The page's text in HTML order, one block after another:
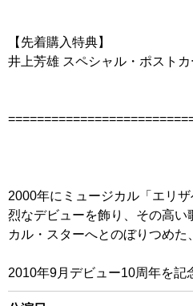
【先着購入特典】
井上芳雄 スペシャル・ポストカ
2000年にミュージカル「エリ
烈なデビューを飾り、その高い
カル・スターへとのぼりつめた
2010年9月デビュー10周年を記